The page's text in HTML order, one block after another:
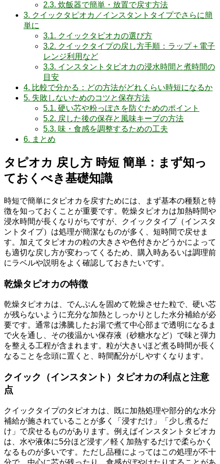
2.3. 炊飯器で簡単・放置で戻す方法
3. クイックタピオカ／インスタントタイプでさらに簡
単に
3.1. クイックタピオカの選び方
3.2. クイックタイプの戻し方手順：ラップ＋電子
レンジ利用など
3.3. インスタントタピオカの浸水時間と煮時間の
目安
4. 比較で分かる：どの方法がどれくらい時短になるか
5. 失敗しないためのコツと保存方法
5.1. 硬い芯や粉っぽさを防ぐためのポイント
5.2. 戻した後の保存と風味キープの方法
5.3. 味・食感を調整するための工夫
6. まとめ
タピオカ 戻し方 時短 簡単：まず知っ
ておくべき基礎知識
時短で簡単にタピオカを戻すためには、まず基本の種類と特
徴を知っておくことが重要です。乾燥タピオカは加熱時間や
浸水時間が長くなりがちですが、クイックタイプ（インスタ
ントタイプ）は処理が簡潔なものが多く、短時間で戻せま
す。加えてタピオカの粒の大きさや色付きかどうかによって
も適切な戻し方が変わってくるため、購入時あるいは調理前
にラベルや説明をよく確認しておきたいです。
乾燥タピオカの特徴
乾燥タピオカは、でんぷんを固めて乾燥させた粒で、硬い芯
が残らないように充分な加熱としっかりとした水分補給が必
要です。通常は沸騰したお湯で煮て中心部まで透明になるま
で火を通し、その後温かい保存液（砂糖水など）で味と弾力
を整える工程が含まれます。粒が大きいほど煮る時間が長く
なることを念頭に置くと、時間配分がしやすくなります。
クイック（インスタント）タピオカの利点と注意
点
クイックタイプのタピオカは、既に加熱処理や部分的な水分
補給が施されていることが多く「浸すだけ」「少し煮るだ
け」で戻せるものがあります。例えばインスタントタピオカ
は、水や液体に5分ほど浸す／軽く加熱するだけで柔らかく
なるものが多いです。ただし品種によってはこの処理が不十
分で、中心に芯が残ったり、食感がぼやけたりすることがあ